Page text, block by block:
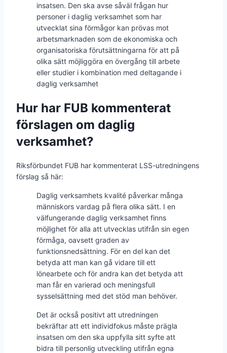
insatsen. Den ska avse såväl frågan hur
personer i daglig verksamhet som har
utvecklat sina förmågor kan prövas mot
arbetsmarknaden som de ekonomiska och
organisatoriska förutsättningarna för att på
olika sätt möjliggöra en övergång till arbete
eller studier i kombination med deltagande i
daglig verksamhet
Hur har FUB kommenterat
förslagen om daglig
verksamhet?
Riksförbundet FUB har kommenterat LSS-utredningens
förslag så här:
Daglig verksamhets kvalité påverkar många
människors vardag på flera olika sätt. I en
välfungerande daglig verksamhet finns
möjlighet för alla att utvecklas utifrån sin egen
förmåga, oavsett graden av
funktionsnedsättning. För en del kan det
betyda att man kan gå vidare till ett
lönearbete och för andra kan det betyda att
man får en varierad och meningsfull
sysselsättning med det stöd man behöver.
Det är också positivt att utredningen
bekräftar att ett individfokus måste prägla
insatsen om den ska uppfylla sitt syfte att
bidra till personlig utveckling utifrån egna